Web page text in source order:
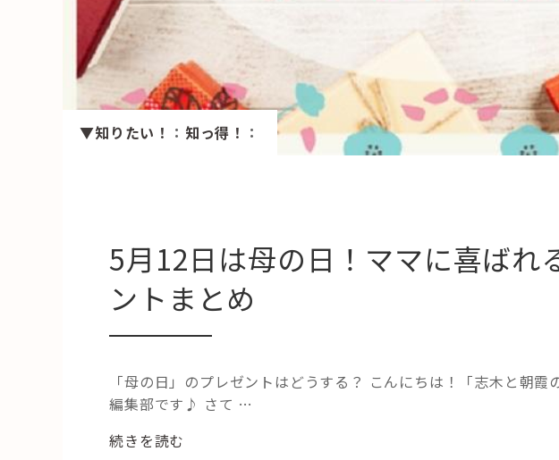
「モノ」
fleXe
「ひと」
▼知りたい！ ： 知っ得！ ：
5月12日は母の日！ママに喜ばれ
ントまとめ
「母の日」のプレゼントはどうする？ こんにちは！「志木と朝
編集部です♪ さて …
“5
続きを読む